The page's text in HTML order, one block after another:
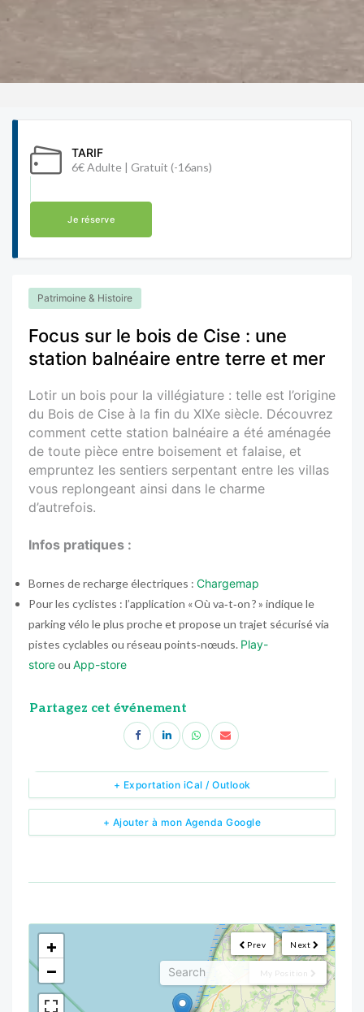
TARIF
6€ Adulte | Gratuit (-16ans)
Je réserve
Patrimoine & Histoire
Focus sur le bois de Cise : une
station balnéaire entre terre et mer
Lotir un bois pour la villégiature : telle est l’origine
du Bois de Cise à la fin du XIXe siècle. Découvrez
comment cette station balnéaire a été aménagée
de toute pièce entre boisement et falaise, et
empruntez les sentiers serpentant entre les villas
vous replongeant ainsi dans le charme
d’autrefois.
Infos pratiques :
Bornes de recharge électriques : Chargemap
Pour les cyclistes : l’application « Où va‑t‑on ? » indique le
parking vélo le plus proche et propose un trajet sécurisé via
pistes cyclables ou réseau points‑nœuds. Play-
storeou App-store
Partagez cet événement
+ Ajouter à mon Agenda Google
+ Exportation iCal / Outlook
Next
Prev
My Position
<!---->
+
−